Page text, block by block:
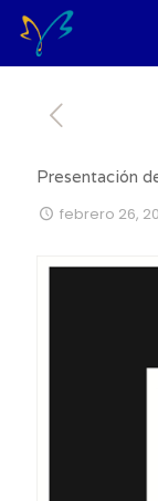
Presentación
febrero 26,